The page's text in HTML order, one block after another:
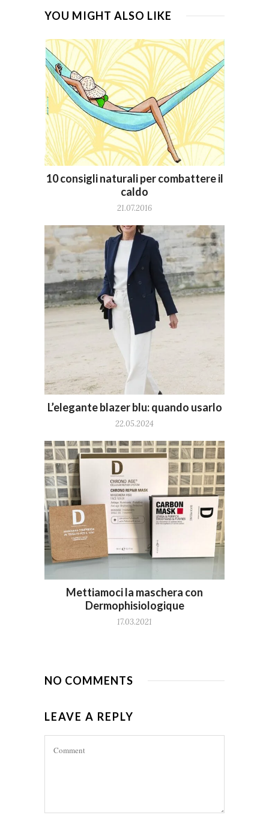
YOU MIGHT ALSO LIKE
10 consigli naturali per combattere il
caldo
21.07.2016
L’elegante blazer blu: quando usarlo
22.05.2024
Mettiamoci la maschera con
Dermophisiologique
17.03.2021
NO COMMENTS
LEAVE A REPLY